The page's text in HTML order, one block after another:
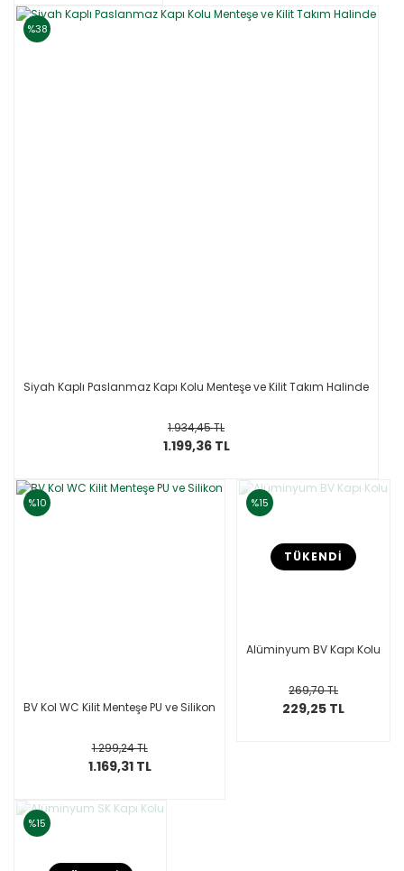
%38
Siyah Kaplı Paslanmaz Kapı Kolu Menteşe ve Kilit Takım Halinde
1.934,45 TL
1.199,36 TL
%10
BV Kol WC Kilit Menteşe PU ve Silikon
1.299,24 TL
1.169,31 TL
%15
TÜKENDİ
Alüminyum BV Kapı Kolu
269,70 TL
229,25 TL
%15